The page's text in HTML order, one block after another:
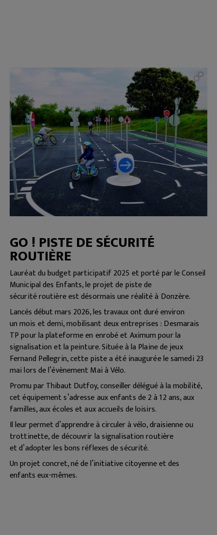
GO ! PISTE DE SÉCURITÉ
ROUTIÈRE
Lauréat du budget participatif 2025 et porté par leConseil
Municipal des Enfants, le projet de piste de
sécuritéroutière est désormais une réalité à Donzère.
Lancés début mars 2026, les travaux ont duré environ
unmois et demi, mobilisant deux entreprises : Desmarais
TPpour la plateforme en enrobé et Aximum pour la
signalisationet la peinture. Située à la Plaine de jeux
Fernand Pellegrin, cette piste a été inaugurée le samedi 23
mailors de l’évènement Mai à Vélo.
Promu par Thibaut Dutfoy, conseiller délégué à lamobilité,
cet équipement s’adresse aux enfants de 2 à12 ans, aux
familles, aux écoles et aux accueils de loisirs.
Il leur permet d’apprendre à circuler à vélo, draisienneou
trottinette, de découvrir la signalisation routière
etd’adopter les bons réflexes de sécurité.
Un projet concret, né de l’initiative citoyenne et des
enfantseux-mêmes.